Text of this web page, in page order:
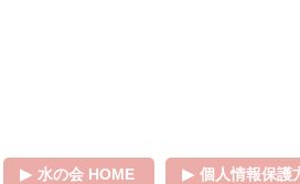
水の会 HOME 個人情報保護